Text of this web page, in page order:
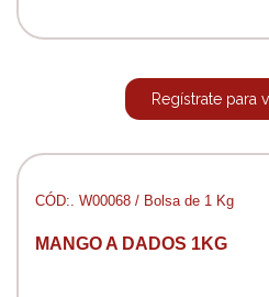
Regístrate para
CÓD:. W00068 / Bolsa de 1 Kg
MANGO A DADOS 1KG